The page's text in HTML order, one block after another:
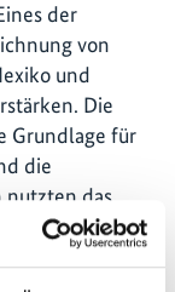
der
von
und
Die
Grundlage für
die
nutzten das
um über
und
des